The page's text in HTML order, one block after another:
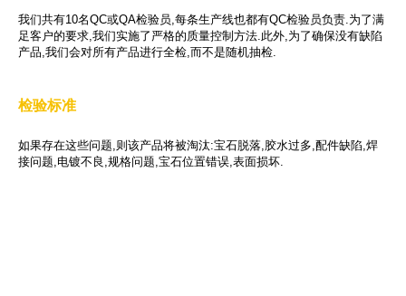
我们共有10名QC或QA检验员,每条生产线也都有QC检验员负责.为了满
足客户的要求,我们实施了严格的质量控制方法.此外,为了确保没有缺陷
产品,我们会对所有产品进行全检,而不是随机抽检.
检验标准
如果存在这些问题,则该产品将被淘汰:宝石脱落,胶水过多,配件缺陷,焊
接问题,电镀不良,规格问题,宝石位置错误,表面损坏.